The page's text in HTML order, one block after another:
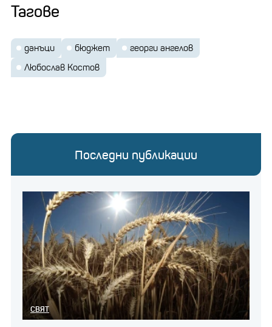
Тагове
данъци бюджет
георги ангелов
Любослав Костов
Последни публикации
СВЯТ